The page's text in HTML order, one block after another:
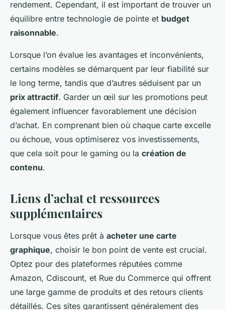
rendement. Cependant, il est important de trouver un
équilibre entre technologie de pointe et budget
raisonnable.
Lorsque l’on évalue les avantages et inconvénients,
certains modèles se démarquent par leur fiabilité sur
le long terme, tandis que d’autres séduisent par un
prix attractif. Garder un œil sur les promotions peut
également influencer favorablement une décision
d’achat. En comprenant bien où chaque carte excelle
ou échoue, vous optimiserez vos investissements,
que cela soit pour le gaming ou la création de
contenu.
Liens d’achat et ressources
supplémentaires
Lorsque vous êtes prêt à acheter une carte
graphique, choisir le bon point de vente est crucial.
Optez pour des plateformes réputées comme
Amazon, Cdiscount, et Rue du Commerce qui offrent
une large gamme de produits et des retours clients
détaillés. Ces sites garantissent généralement des